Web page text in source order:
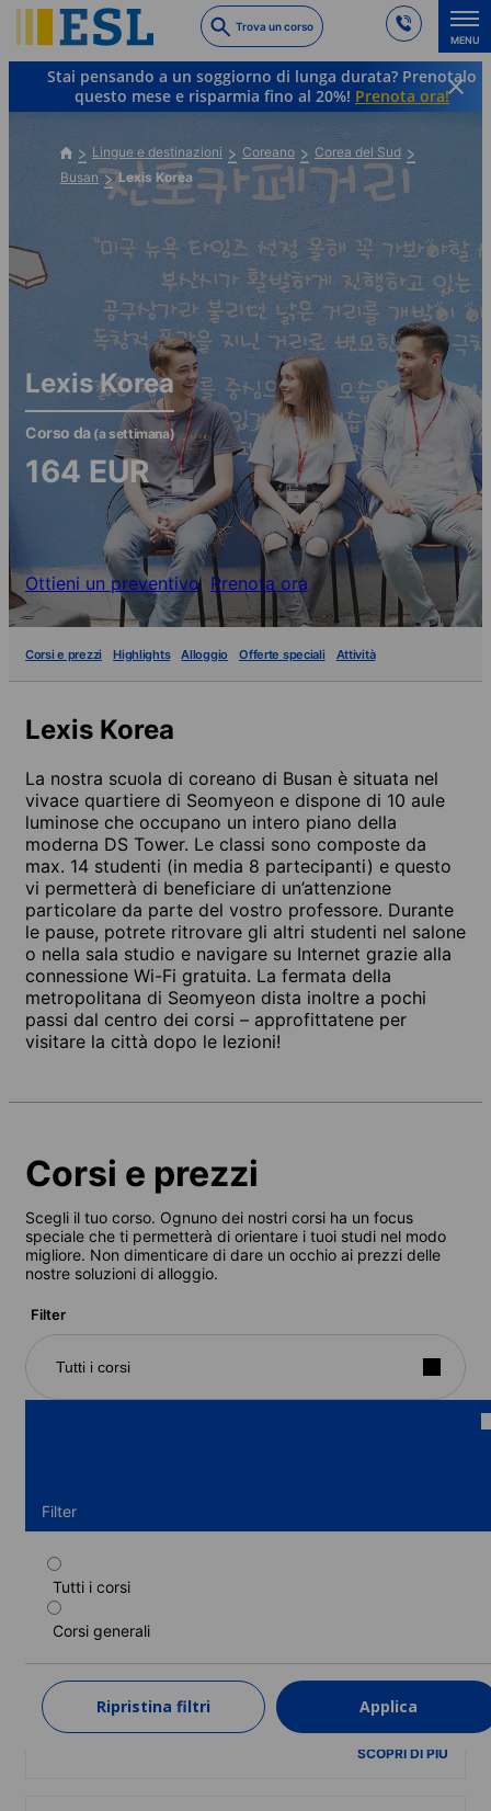
to
main
content
Trova un corso
MENU
Stai pensando a un soggiorno di lunga durata? Prenotalo
questo mese e risparmia fino al 20%! Prenota ora!
Lingue e destinazioni Coreano
Corea del Sud
Busan
Lexis Korea
Lexis Korea
Corso da (a settimana)
164 EUR
Ottieni un preventivo Prenota ora
Corsi e prezzi Highlights Alloggio Offerte speciali Attività
Lexis Korea
La nostra scuola di coreano di Busan è situata nel
vivace quartiere di Seomyeon e dispone di 10 aule
luminose che occupano un intero piano della
moderna DS Tower. Le classi sono composte da
max. 14 studenti (in media 8 partecipanti) e questo
vi permetterà di beneficiare di un’attenzione
particolare da parte del vostro professore. Durante
le pause, potrete ritrovare gli altri studenti nel salone
o nella sala studio e navigare su Internet grazie alla
connessione Wi-Fi gratuita. La fermata della
metropolitana di Seomyeon dista inoltre a pochi
passi dal centro dei corsi – approfittatene per
visitare la città dopo le lezioni!
Corsi e prezzi
Scegli il tuo corso. Ognuno dei nostri corsi ha un focus
speciale che ti permetterà di orientare i tuoi studi nel modo
migliore. Non dimenticare di dare un occhio ai prezzi delle
nostre soluzioni di alloggio.
Filter
Tutti i corsi
Filter
Tutti i corsi
Corsi generali
Ripristina filtri Applica
Corso standard
Durata: 1 - 52 settimane
1 settimana
287 EUR
SCOPRI DI PIÙ